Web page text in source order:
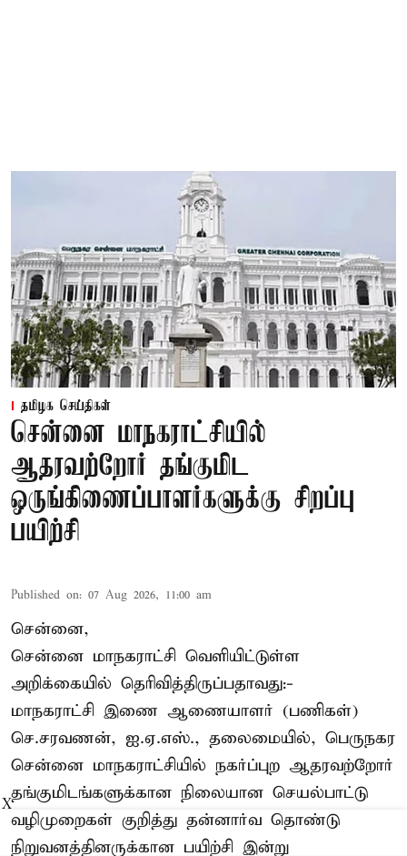
தமிழக செய்திகள்
சென்னை மாநகராட்சியில்
ஆதரவற்றோர் தங்குமிட
ஒருங்கிணைப்பாளர்களுக்கு சிறப்பு
பயிற்சி
Published on: 07 Aug 2026, 11:00 am
சென்னை,
சென்னை மாநகராட்சி வெளியிட்டுள்ள
அறிக்கையில் தெரிவித்திருப்பதாவது:-
மாநகராட்சி இணை ஆணையாளர் (பணிகள்)
செ.சரவணன், ஐ.ஏ.எஸ்., தலைமையில், பெருநகர
சென்னை மாநகராட்சியில் நகர்ப்புற ஆதரவற்றோர்
தங்குமிடங்களுக்கான நிலையான செயல்பாட்டு
வழிமுறைகள் குறித்து தன்னார்வ தொண்டு
நிறுவனத்தினருக்கான பயிற்சி இன்று
X